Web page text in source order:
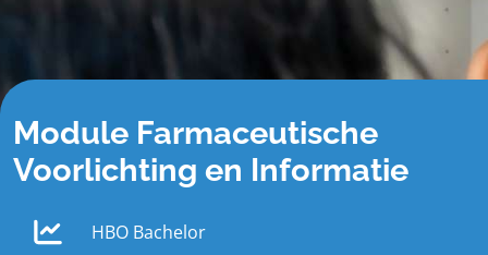
Module Farmaceutische
Voorlichting en Informatie
HBO Bachelor